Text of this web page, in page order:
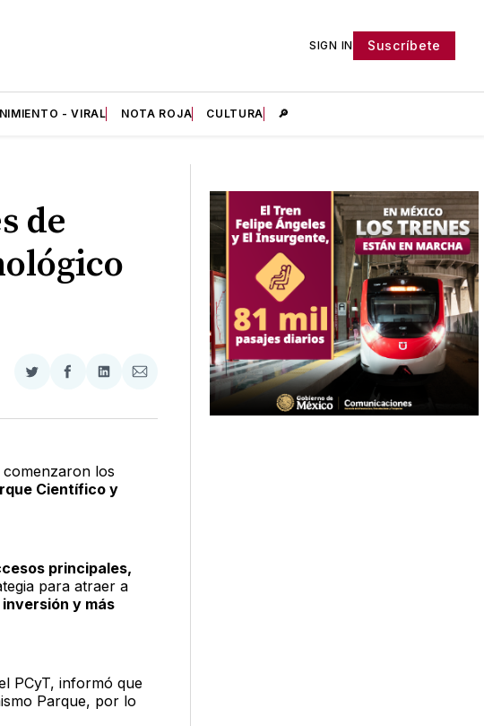
SIGN IN Suscríbete
- VIRAL NOTA ROJA CULTURA 🔎
de
Compartir
Twitter
Compartir
Facebook
Compartir
LinkedIn
Compartir
Email
comenzaron los
Científico y
principales,
para atraer a
y más
PCyT, informó que
Parque, por lo